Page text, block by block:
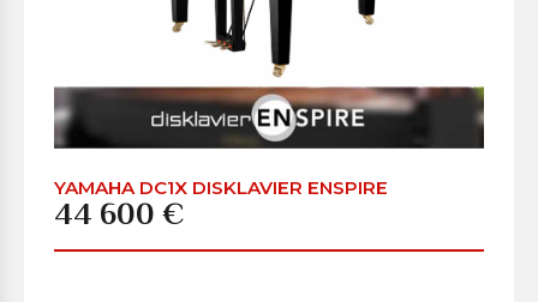
YAMAHA DC1X DISKLAVIER ENSPIRE
44 600 €